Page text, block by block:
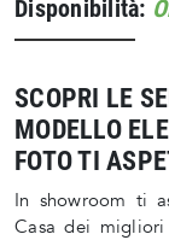
Disponibilità:
SCOPRI LE
MODELLO
FOTO TI
In showroom ti
Casa dei